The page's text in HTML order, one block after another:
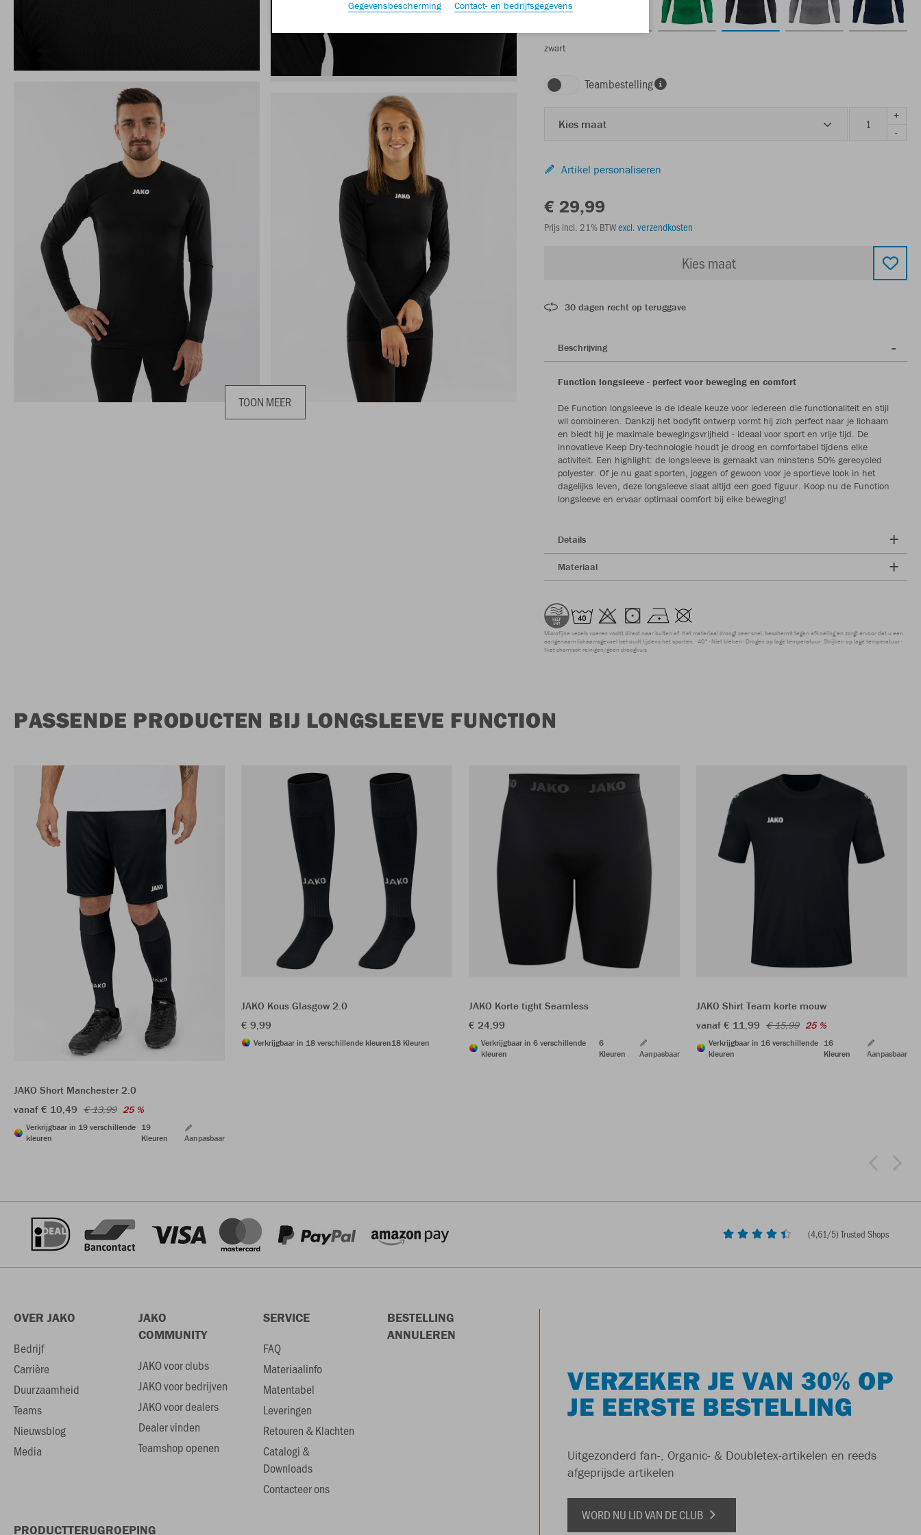
TOON MEER
zwart
Teambestelling
Kies maat
+
-
Artikel personaliseren
€ 29,99
Prijs incl. 21% BTWexcl. verzendkosten
Kies maat
30 dagen recht op teruggave
Beschrijving
Function longsleeve - perfect voor beweging en comfort
De Function longsleeve is de ideale keuze voor iedereen die functionaliteit en stijl
wil combineren. Dankzij het bodyfit ontwerp vormt hij zich perfect naar je lichaam
en biedt hij je maximale bewegingsvrijheid - ideaal voor sport en vrije tijd. De
innovatieve Keep Dry-technologie houdt je droog en comfortabel tijdens elke
activiteit. Een highlight: de longsleeve is gemaakt van minstens 50% gerecycled
polyester. Of je nu gaat sporten, joggen of gewoon voor je sportieve look in het
dagelijks leven, deze longsleeve slaat altijd een goed figuur. Koop nu de Function
longsleeve en ervaar optimaal comfort bij elke beweging!
Details
Materiaal
Microfijne vezels voeren vocht direct naar buiten af. Het materiaal droogt zeer snel, beschermt tegen afkoeling en zorgt ervoor dat u een
aangenaam lichaamsgevoel behoudt tijdens het sporten. 40° Niet bleken Drogen op lage temperatuur Strijken op lage temperatuur
Niet chemisch reinigen/geen droogkuis
PASSENDE PRODUCTEN BIJ LONGSLEEVE FUNCTION
JAKO Short Manchester 2.0
vanaf € 10,49 € 13,99 25 %
Verkrijgbaar in 19 verschillende
kleuren
19
Kleuren
Aanpasbaar
JAKO Kous Glasgow 2.0
€ 9,99
Verkrijgbaar in 18 verschillende kleuren18 Kleuren
JAKO Korte tight Seamless
€ 24,99
Verkrijgbaar in 6 verschillende
kleuren
6
Kleuren
Aanpasbaar
JAKO Shirt Team korte mouw
vanaf € 11,99 € 15,99 25 %
Verkrijgbaar in 16 verschillende
kleuren
16
Kleuren
Aanpasbaar
(4,61/5) Trusted Shops
OVER JAKO
Bedrijf
Carrière
Duurzaamheid
Teams
Nieuwsblog
Media
JAKO
COMMUNITY
JAKO voor clubs
JAKO voor bedrijven
JAKO voor dealers
Dealer vinden
Teamshop openen
SERVICE
FAQ
Materiaalinfo
Matentabel
Leveringen
Retouren & Klachten
Catalogi &
Downloads
Contacteer ons
BESTELLING
ANNULEREN
PRODUCTTERUGROEPING
VERZEKER JE VAN 30% OP
JE EERSTE BESTELLING
Uitgezonderd fan-, Organic- & Doubletex-artikelen en reeds
afgeprijsde artikelen
WORD NU LID VAN DE CLUB
Gegevensbescherming Contact- en bedrijfsgegevens